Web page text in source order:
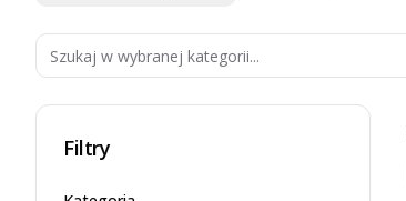
Filtry